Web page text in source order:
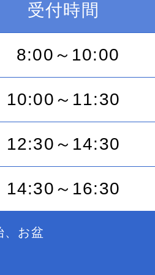
受付時間
8:00～10:00
10:00～11:30
12:30～14:30
14:30～16:30
、お盆